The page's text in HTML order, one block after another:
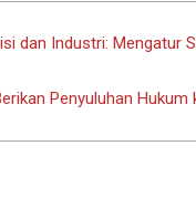
dan Industri: Mengatur
Penyuluhan